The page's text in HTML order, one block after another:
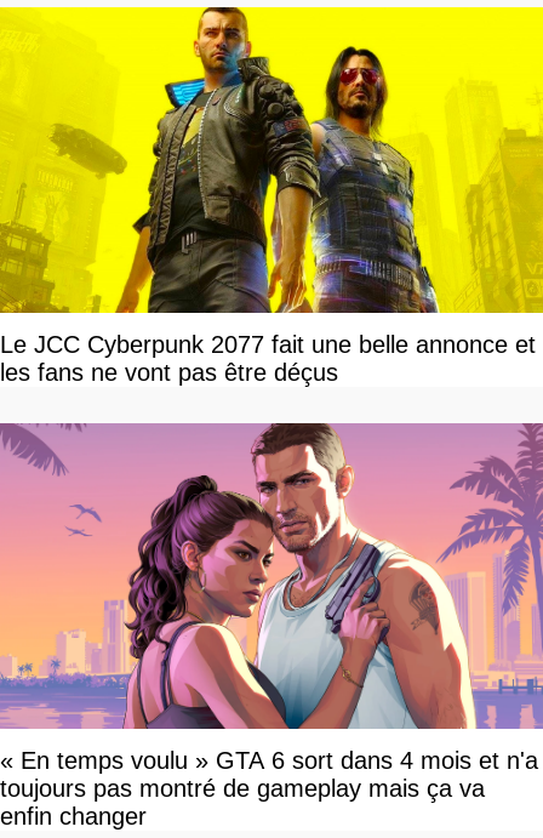
Le JCC Cyberpunk 2077 fait une belle annonce et
les fans ne vont pas être déçus
« En temps voulu » GTA 6 sort dans 4 mois et n'a
toujours pas montré de gameplay mais ça va
enfin changer